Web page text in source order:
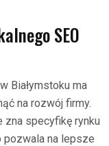
SEO
Białymstoku ma
na rozwój firmy.
specyfikę rynku
pozwala na lepsze